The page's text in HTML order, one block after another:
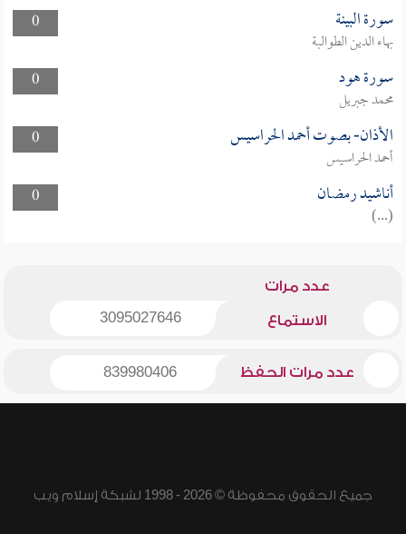
0
سورة البينة
بهاء الدين الطوالبة
0
سورة هود
محمد جبريل
0
الأذان- بصوت أحمد الحراسيس
أحمد الحراسيس
0
أناشيد رمضان
(...)
عدد مرات
الاستماع 3095027646
عدد مرات الحفظ 839980406
جميع الحقوق محفوظة © 2026 - 1998 لشبكة إسلام ويب